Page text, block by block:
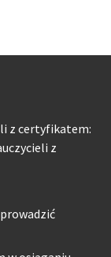
z certyfikatem:
z